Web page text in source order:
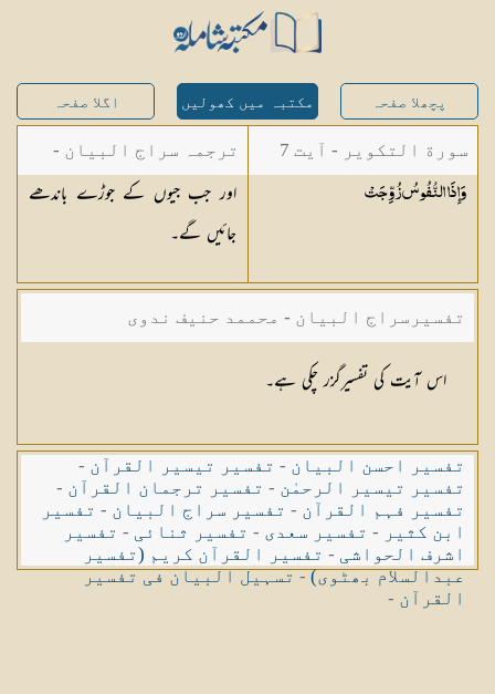
پچھلا صفحہ مکتبہ میں کھولیں اگلا صفحہ
سورة التكوير - آیت 7
وَإِذَا النُّفُوسُزُوِّجَتْ
ترجمہ سراج البیان -
مستفاد از ترجمتین
شاہ عبدالقادر دھلوی/
شاہ رفیع الدین دھلوی
اور جب جیوں کے جوڑے باندھے
جائیں گے۔
تفسیرسراج البیان - محممد حنیف ندوی
اس آیت کی تفسیرگزر چکی ہے۔
تفسیر احسن البیان - تفسیر تیسیر القرآن -
تفسیر تیسیر الرحمٰن - تفسیر ترجمان القرآن -
تفسیر فہم القرآن - تفسیر سراج البیان - تفسیر
ابن کثیر - تفسیر سعدی - تفسیر ثنائی - تفسیر
اشرف الحواشی - تفسیر القرآن کریم (تفسیر
عبدالسلام بھٹوی)-تسہیل البیان فی تفسیر
القرآن -